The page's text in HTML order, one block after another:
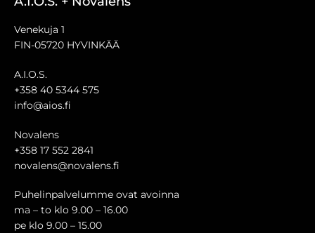
Venekuja 1
FIN-05720 HYVINKÄÄ
A.I.O.S.
+358 40 5344 575
info@aios.fi
Novalens
+358 17 552 2841
novalens@novalens.fi
Puhelinpalvelumme ovat avoinna
ma – to klo 9.00 – 16.00
pe klo 9.00 – 15.00